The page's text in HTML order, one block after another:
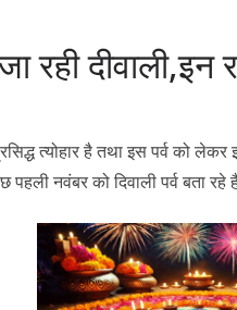
रही
त्योहार है तथा इस पर्व को
पहली नवंबर को दिवाली पर्व बता रहे